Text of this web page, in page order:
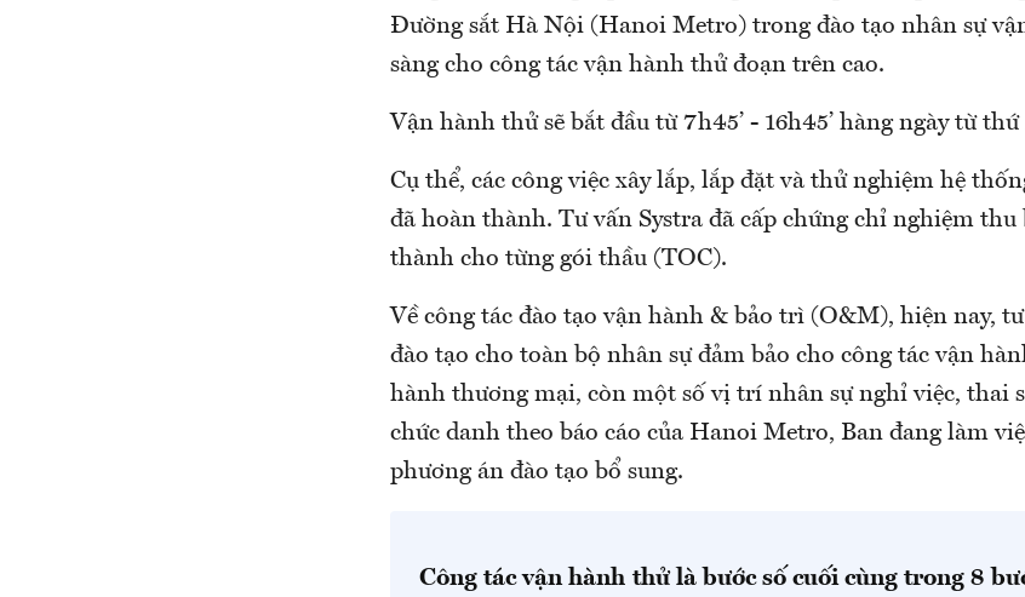
Đường sắt Hà Nội (Hanoi Metro) trong đào tạo nhân sự
sàng cho công tác vận hành thử đoạn trên cao.
Vận hành thử sẽ bắt đầu từ 7h45’ - 16h45’ hàng ngày từ thứ
Cụ thể, các công việc xây lắp, lắp đặt và thử nghiệm hệ
đã hoàn thành. Tư vấn Systra đã cấp chứng chỉ nghiệm thu
thành cho từng gói thầu (TOC).
Về công tác đào tạo vận hành & bảo trì (O&M), hiện nay,
đào tạo cho toàn bộ nhân sự đảm bảo cho công tác vận
hành thương mại, còn một số vị trí nhân sự nghỉ việc, thai
chức danh theo báo cáo của Hanoi Metro, Ban đang làm
phương án đào tạo bổ sung.
Công tác vận hành thử là bước số cuối cùng trong 8